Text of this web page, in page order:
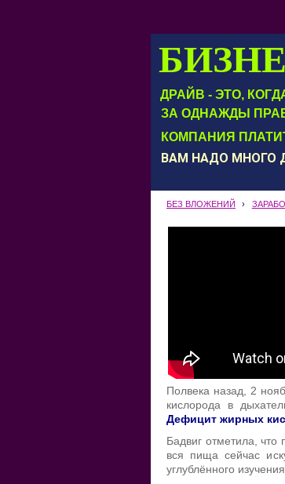
ДРАЙВ - ЭТО,
КОМПАНИЯ
ЗА ОДНАЖДЫ
ВАМ НАДО МНОГО
БЕЗ ВЛОЖЕНИЙ ›
Полвека назад, 2
кислорода в
Дефицит жирных
Бадвиг отметила,
вся пища сейчас
углублённого